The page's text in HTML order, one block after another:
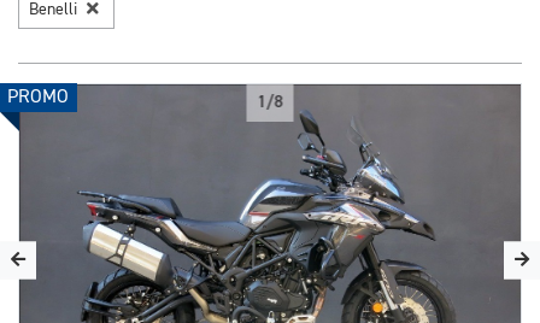
Benelli
PROMO 1/8